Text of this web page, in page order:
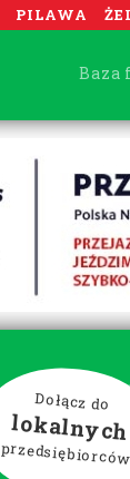
PILAWA
Baza
Dołącz do
lokalnych